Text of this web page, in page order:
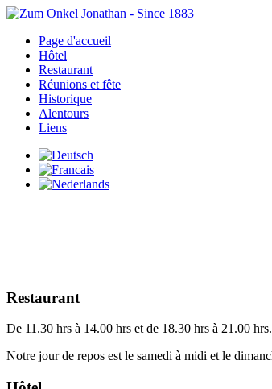
Page d'accueil
Hôtel
Restaurant
Réunions et fête
Historique
Alentours
Liens
Restaurant
De 11.30 hrs à 14.00 hrs et de 18.30 hrs à 21.00 hrs.
Notre jour de repos est le samedi à midi et le